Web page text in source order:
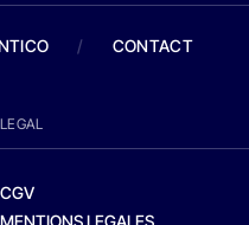
/ CONTACT
LEGAL
CGV
MENTIONS LEGALES